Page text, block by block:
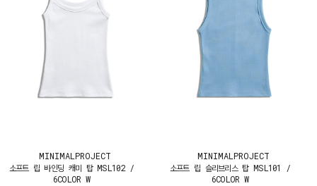
MINIMALPROJECT
소프트 립 바인딩 캐미 탑 MSL102 /
6COLOR W
MINIMALPROJECT
소프트 립 슬리브리스 탑 MSL101 /
6COLOR W